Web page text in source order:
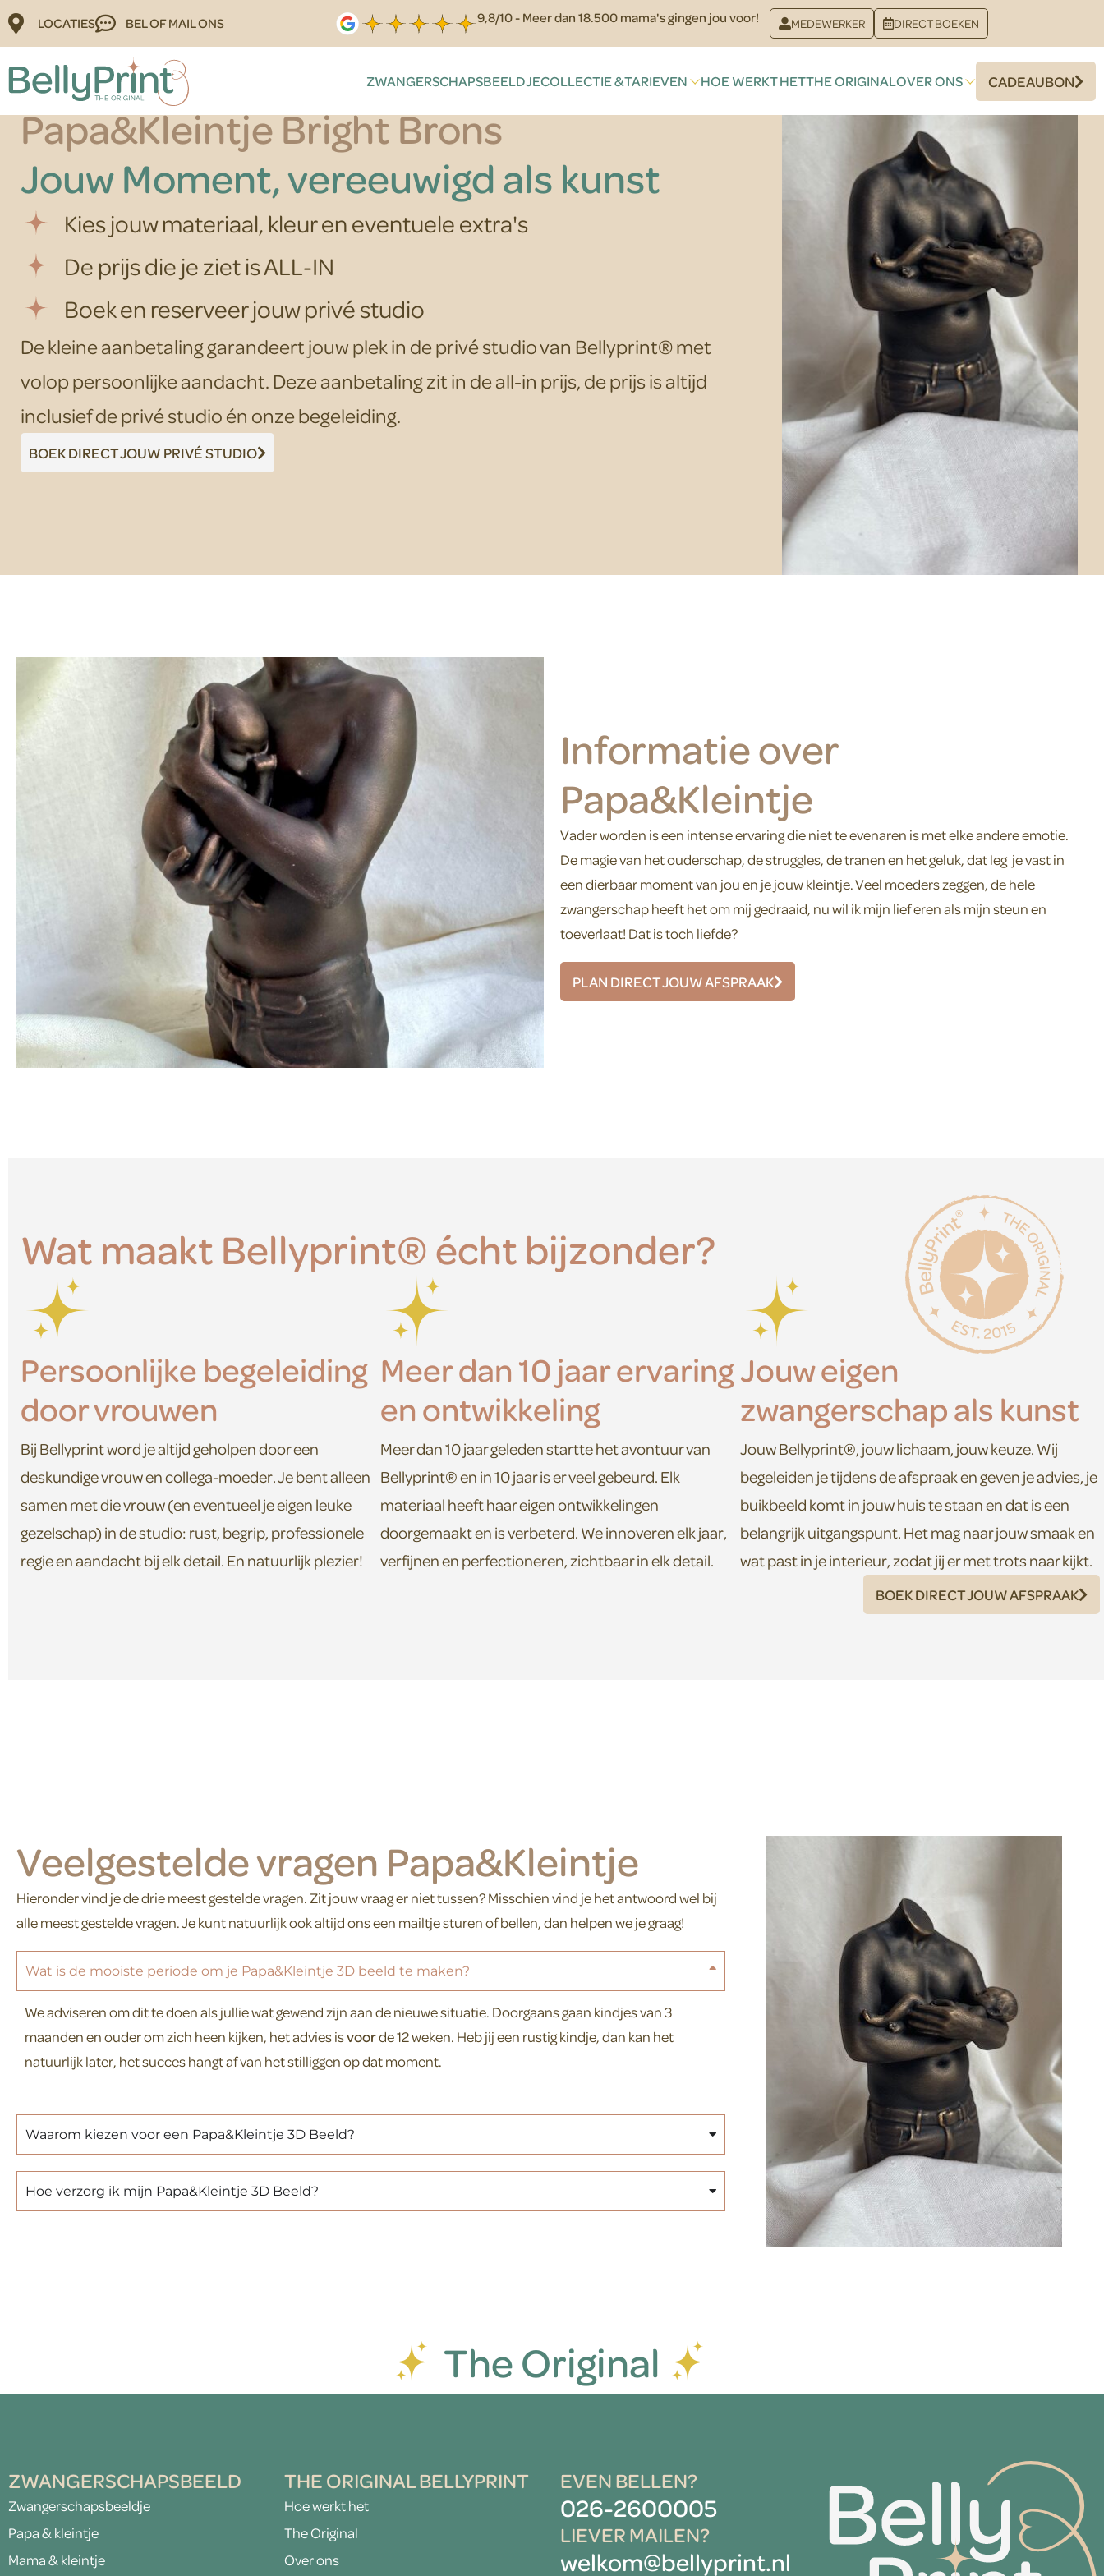
LOCATIES BEL OF MAIL ONS 9,8/10 - Meer dan 18.500 mama's gingen jou voor! MEDEWERKER DIRECT BOEKEN
ZWANGERSCHAPSBEELDJECOLLECTIE & TARIEVEN HOE WERKT HETTHE ORIGINALOVER ONS CADEAUBON
Papa&Kleintje Bright Brons
Jouw Moment, vereeuwigd als kunst
Kies jouw materiaal, kleur en eventuele extra's
De prijs die je ziet is ALL-IN
Boek en reserveer jouw privé studio
De kleine aanbetaling garandeert jouw plek in de privé studio van Bellyprint® met
volop persoonlijke aandacht. Deze aanbetaling zit in de all-in prijs, de prijs is altijd
inclusief de privé studio én onze begeleiding.
BOEK DIRECT JOUW PRIVÉ STUDIO
Informatie over
Papa&Kleintje
Vader worden is een intense ervaring die niet te evenaren is met elke andere emotie.
De magie van het ouderschap, de struggles, de tranen en het geluk, dat leg je vast in
een dierbaar moment van jou en je jouw kleintje. Veel moeders zeggen, de hele
zwangerschap heeft het om mij gedraaid, nu wil ik mijn lief eren als mijn steun en
toeverlaat! Dat is toch liefde?
PLAN DIRECT JOUW AFSPRAAK
Wat maakt Bellyprint® écht bijzonder?
Persoonlijke begeleiding
door vrouwen
Bij Bellyprint word je altijd geholpen door een
deskundige vrouw en collega-moeder. Je bent alleen
samen met die vrouw (en eventueel je eigen leuke
gezelschap) in de studio: rust, begrip, professionele
regie en aandacht bij elk detail. En natuurlijk plezier!
Meer dan 10 jaar ervaring
en ontwikkeling
Meer dan 10 jaar geleden startte het avontuur van
Bellyprint® en in 10 jaar is er veel gebeurd. Elk
materiaal heeft haar eigen ontwikkelingen
doorgemaakt en is verbeterd. We innoveren elk jaar,
verfijnen en perfectioneren, zichtbaar in elk detail.
Jouw eigen
zwangerschap als kunst
Jouw Bellyprint®, jouw lichaam, jouw keuze. Wij
begeleiden je tijdens de afspraak en geven je advies, je
buikbeeld komt in jouw huis te staan en dat is een
belangrijk uitgangspunt. Het mag naar jouw smaak en
wat past in je interieur, zodat jij er met trots naar kijkt.
BOEK DIRECT JOUW AFSPRAAK
Veelgestelde vragen Papa&Kleintje
Hieronder vind je de drie meest gestelde vragen. Zit jouw vraag er niet tussen? Misschien vind je het antwoord wel bij
alle meest gestelde vragen. Je kunt natuurlijk ook altijd ons een mailtje sturen of bellen, dan helpen we je graag!
Wat is de mooiste periode om je Papa&Kleintje 3D beeld te maken?
We adviseren om dit te doen als jullie wat gewend zijn aan de nieuwe situatie. Doorgaans gaan kindjes van 3
maanden en ouder om zich heen kijken, het advies isvoorde 12 weken. Heb jij een rustig kindje, dan kan het
natuurlijk later, het succes hangt af van het stilliggen op dat moment.
Waarom kiezen voor een Papa&Kleintje 3D Beeld?
Hoe verzorg ik mijn Papa&Kleintje 3D Beeld?
The Original
ZWANGERSCHAPSBEELD
Zwangerschapsbeeldje
Papa & kleintje
Mama & kleintje
THE ORIGINAL BELLYPRINT
Hoe werkt het
The Original
Over ons
EVEN BELLEN?
026-2600005
LIEVER MAILEN?
welkom@bellyprint.nl